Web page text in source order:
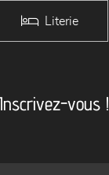
Literie
Inscrivez-vous !